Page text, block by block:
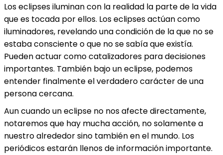
Los eclipses iluminan con la realidad la parte de la vida
que es tocada por ellos. Los eclipses actúan como
iluminadores, revelando una condición de la que no se
estaba consciente o que no se sabía que existía.
Pueden actuar como catalizadores para decisiones
importantes. También bajo un eclipse, podemos
entender finalmente el verdadero carácter de una
persona cercana.
Aun cuando un eclipse no nos afecte directamente,
notaremos que hay mucha acción, no solamente a
nuestro alrededor sino también en el mundo. Los
periódicos estarán llenos de información importante.